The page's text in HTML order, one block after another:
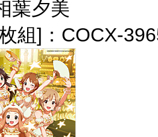
葉夕美
組]：COCX-